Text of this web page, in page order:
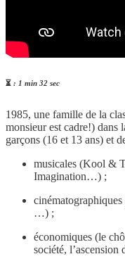
⏳ : 1 min 32 sec
1985, une famille de la
monsieur est cadre!) dans
garçons (16 et 13 ans) et
musicales (Kool &
Imagination…) ;
…) ;
économiques (le
société,